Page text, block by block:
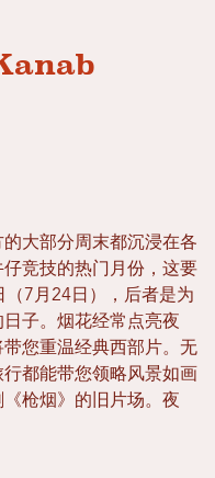
大部分周末都沉浸在各
竞技的热门月份，这要
7月24日），后者是为
子。烟花经常点亮夜
您重温经典西部片。无
都能带您领略风景如画
枪烟》的旧片场。夜